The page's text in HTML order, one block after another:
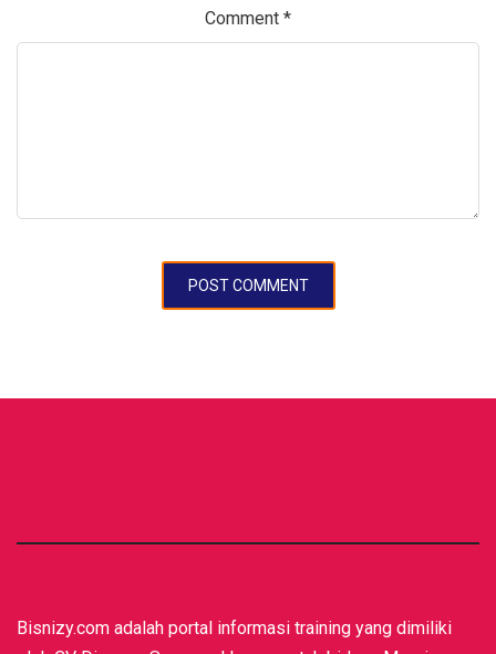
Comment *
Bisnizy.com adalah portal informasi training yang dimiliki